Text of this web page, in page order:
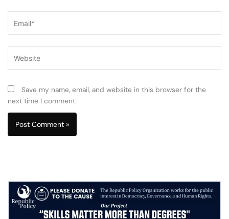
Save my name, email, and website in this browser for the
next time I comment.